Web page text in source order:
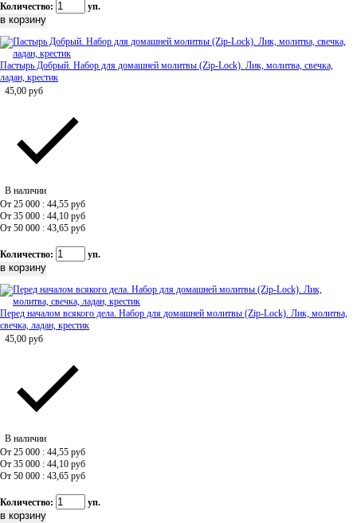
Количество: уп.
Пастырь Добрый. Набор для домашней молитвы (Zip-Lock). Лик, молитва, свечка,
ладан, крестик
45,00 руб
В наличии
От 25 000 : 44,55 руб
От 35 000 : 44,10 руб
От 50 000 : 43,65 руб
Количество: уп.
Перед началом всякого дела. Набор для домашней молитвы (Zip-Lock). Лик, молитва,
свечка, ладан, крестик
45,00 руб
В наличии
От 25 000 : 44,55 руб
От 35 000 : 44,10 руб
От 50 000 : 43,65 руб
Количество: уп.